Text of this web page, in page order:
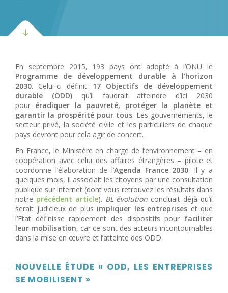
En septembre 2015, 193 pays ont adopté à l’ONU le
Programme de développement durable à l’horizon
2030. Celui-ci définit 17
Objectifs de développement
durable (ODD)qu’il faudrait atteindre d’ici 2030
pour éradiquer la pauvreté, protéger la planète et
garantir la prospérité pour tous. Les gouvernements, le
secteur privé, la société civile et les particuliers de chaque
pays devront pour cela agir de concert.
En France, le Ministère en charge de l’environnement – en
coopération avec celui des affaires étrangères – pilote et
coordonne l’élaboration de l’Agenda France 2030. Il y a
quelques mois, il associait les citoyens par une consultation
publique sur internet (dont vous retrouvez les résultats dans
notre précédent article). BL évolution concluait déjà qu’il
serait judicieux de plus impliquer les entreprises et que
l’Etat définisse rapidement des dispositifs pour faciliter
leur mobilisation, car ce sont des acteurs incontournables
dans la mise en œuvre et l’atteinte des ODD.
NOUVELLE ÉTUDE « ODD, LES ENTREPRISES
SE MOBILISENT »